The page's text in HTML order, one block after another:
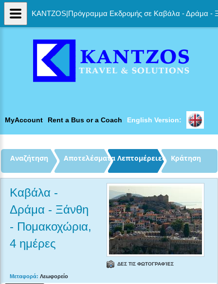
MyAccount Rent a Bus or a Coach English Version:
KANTZOS|Πρόγραμμα Εκδρομής σε Καβάλα - Δράμα -